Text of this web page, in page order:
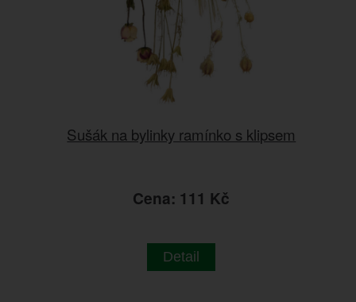
Sušák na bylinky ramínko s klipsem
Cena: 111 Kč
Detail